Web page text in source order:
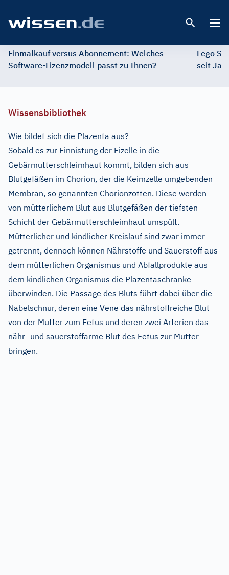
Einmalkauf versus Abonnement: Welches
Software-Lizenzmodell passt zu Ihnen?
Lego
seit
Wissensbibliothek
Wie bildet sich die Plazenta aus?
Sobald es zur Einnistung der Eizelle in die
Gebärmutterschleimhaut kommt, bilden sich aus
Blutgefäßen im Chorion, der die Keimzelle umgebenden
Membran, so genannten Chorionzotten. Diese werden
von mütterlichem Blut aus Blutgefäßen der tiefsten
Schicht der Gebärmutterschleimhaut umspült.
Mütterlicher und kindlicher Kreislauf sind zwar immer
getrennt, dennoch können Nährstoffe und Sauerstoff aus
dem mütterlichen Organismus und Abfallprodukte aus
dem kindlichen Organismus die Plazentaschranke
überwinden. Die Passage des Bluts führt dabei über die
Nabelschnur, deren eine Vene das nährstoffreiche Blut
von der Mutter zum Fetus und deren zwei Arterien das
nähr- und sauerstoffarme Blut des Fetus zur Mutter
bringen.